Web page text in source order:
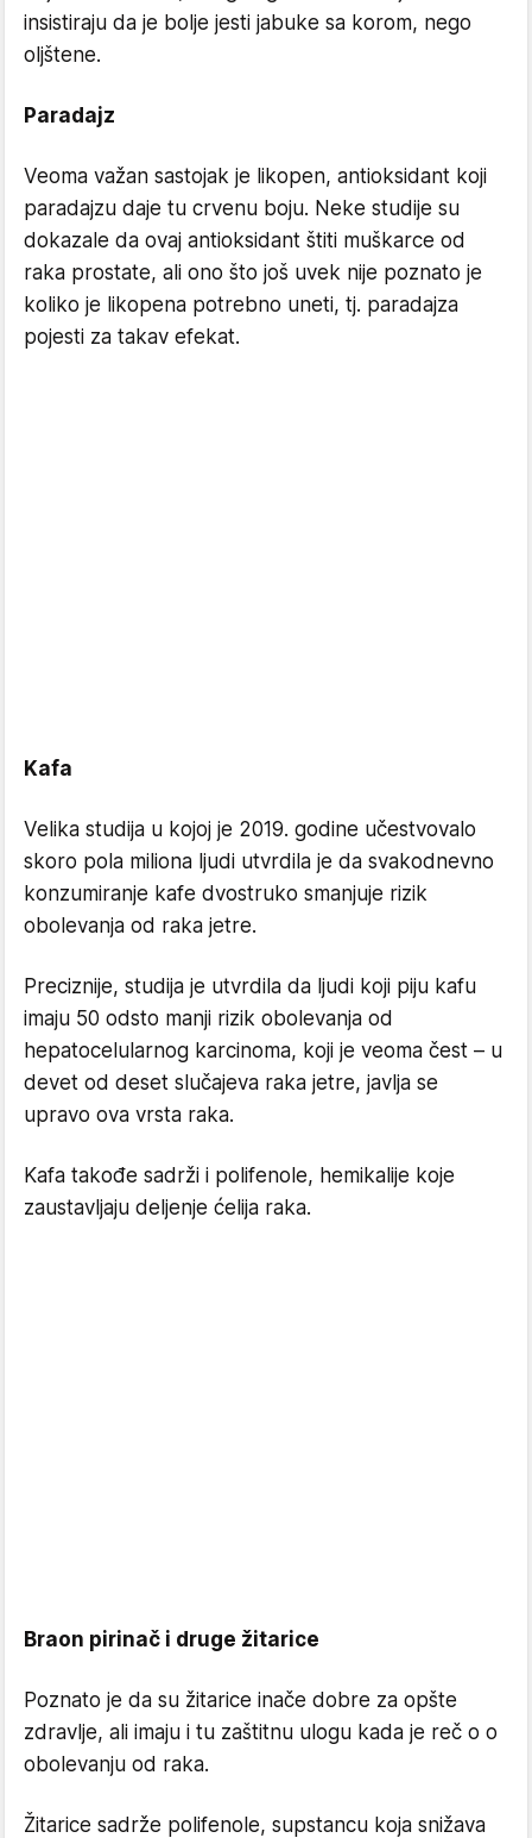
insistiraju da je bolje jesti jabuke sa korom, nego
oljštene.
Paradajz
Veoma važan sastojak je likopen, antioksidant koji
paradajzu daje tu crvenu boju. Neke studije su
dokazale da ovaj antioksidant štiti muškarce od
raka prostate, ali ono što još uvek nije poznato je
koliko je likopena potrebno uneti, tj. paradajza
pojesti za takav efekat.
Kafa
Velika studija u kojoj je 2019. godine učestvovalo
skoro pola miliona ljudi utvrdila je da svakodnevno
konzumiranje kafe dvostruko smanjuje rizik
obolevanja od raka jetre.
Preciznije, studija je utvrdila da ljudi koji piju kafu
imaju 50 odsto manji rizik obolevanja od
hepatocelularnog karcinoma, koji je veoma čest – u
devet od deset slučajeva raka jetre, javlja se
upravo ova vrsta raka.
Kafa takođe sadrži i polifenole, hemikalije koje
zaustavljaju deljenje ćelija raka.
Braon pirinač i druge žitarice
Poznato je da su žitarice inače dobre za opšte
zdravlje, ali imaju i tu zaštitnu ulogu kada je reč o o
obolevanju od raka.
Žitarice sadrže polifenole, supstancu koja snižava